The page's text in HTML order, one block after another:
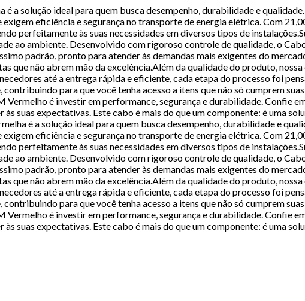
a solução ideal para quem busca desempenho, durabilidade e
eficiência e segurança no transporte de energia elétrica. Com
perfeitamente às suas necessidades em diversos tipos de
ao ambiente. Desenvolvido com rigoroso controle de qualidade, o
padrão, pronto para atender às demandas mais exigentes do
que não abrem mão da excelência.Além da qualidade do produto,
até a entrega rápida e eficiente, cada etapa do processo foi
para que você tenha acesso a itens que não só cumprem
é investir em performance, segurança e durabilidade. Confie
suas expectativas. Este cabo é mais do que um componente: é uma
é a solução ideal para quem busca desempenho, durabilidade e
eficiência e segurança no transporte de energia elétrica. Com
perfeitamente às suas necessidades em diversos tipos de
ao ambiente. Desenvolvido com rigoroso controle de qualidade, o
padrão, pronto para atender às demandas mais exigentes do
que não abrem mão da excelência.Além da qualidade do produto,
até a entrega rápida e eficiente, cada etapa do processo foi
para que você tenha acesso a itens que não só cumprem
é investir em performance, segurança e durabilidade. Confie
suas expectativas. Este cabo é mais do que um componente: é uma